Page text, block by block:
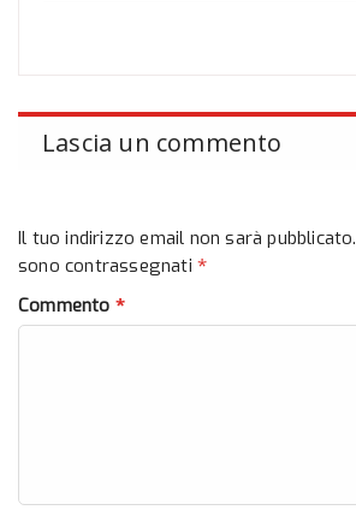
Lascia un commento
Il tuo indirizzo email non sarà pubblicato.
sono contrassegnati *
Commento *